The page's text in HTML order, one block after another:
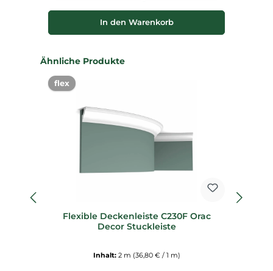
In den Warenkorb
Produktgalerie überspringen
Ähnliche Produkte
flex
Flexible Deckenleiste C230F Orac
Decor Stuckleiste
Inhalt: 2 m (36,80 € / 1 m)